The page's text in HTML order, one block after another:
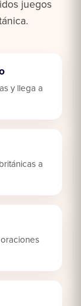
juegos
y llega a
a